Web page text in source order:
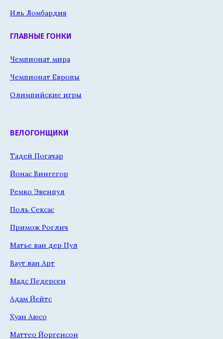
Иль Ломбардия
ГЛАВНЫЕ ГОНКИ
Чемпионат мира
Чемпионат Европы
Олимпийские игры
ВЕЛОГОНЩИКИ
Тадей Погачар
Йонас Вингегор
Ремко Эвенпул
Поль Сексас
Примож Роглич
Матье ван дер Пул
Ваут ван Арт
Мадс Педерсен
Адам Йейтс
Хуан Аюсо
Маттео Йоргенсон